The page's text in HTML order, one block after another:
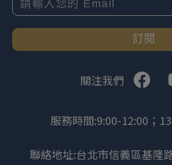
關注我們
訂閱
服務時間:9:00-12:00；
聯絡地址:台北市信義區基隆